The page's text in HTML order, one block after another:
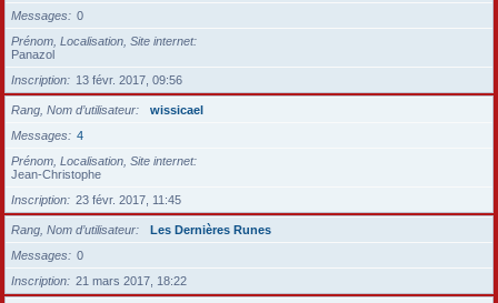
Messages
0
Prénom, Localisation, Site internet
Panazol
Inscription
13 févr. 2017, 09:56
Rang, Nom d’utilisateur
wissicael
Messages
4
Prénom, Localisation, Site internet
Jean-Christophe
Inscription
23 févr. 2017, 11:45
Rang, Nom d’utilisateur
Les Dernières Runes
Messages
0
Inscription
21 mars 2017, 18:22